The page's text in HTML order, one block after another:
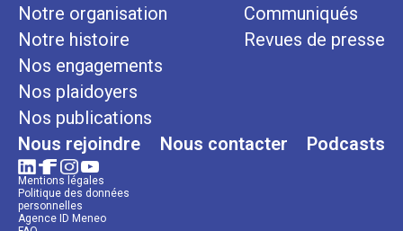
Notre organisation
Notre histoire
Nos engagements
Nos plaidoyers
Nos publications
Communiqués
Revues de presse
Nous rejoindre Nous contacter Podcasts
Mentions légales
Politique des données
personnelles
Agence ID Meneo